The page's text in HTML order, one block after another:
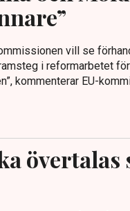
vill se
i reformarbetet
kommenterar EU-
övertalas